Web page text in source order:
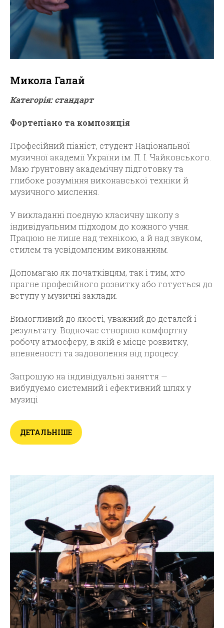
Микола Галай
Категорія: стандарт
Фортепіано та композиція
Професійний піаніст, студент Національної
музичної академії України ім. П. І. Чайковського.
Маю ґрунтовну академічну підготовку та
глибоке розуміння виконавської техніки й
музичного мислення.
У викладанні поєдную класичну школу з
індивідуальним підходом до кожного учня.
Працюю не лише над технікою, а й над звуком,
стилем та усвідомленим виконанням.
Допомагаю як початківцям, так і тим, хто
прагне професійного розвитку або готується до
вступу у музичні заклади.
Вимогливий до якості, уважний до деталей і
результату. Водночас створюю комфортну
робочу атмосферу, в якій є місце розвитку,
впевненості та задоволення від процесу.
Запрошую на індивідуальні заняття —
вибудуємо системний і ефективний шлях у
музиці
ДЕТАЛЬНІШЕ